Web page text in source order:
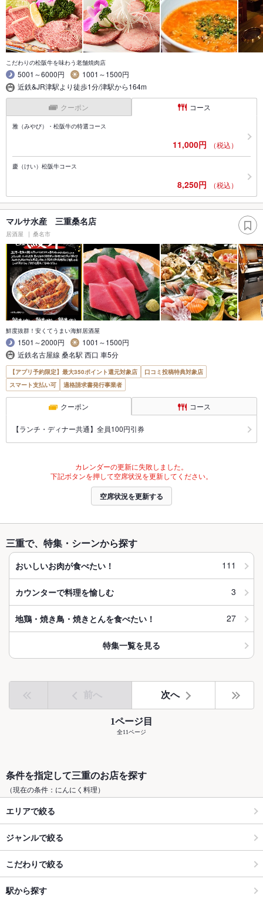
こだわりの松阪牛を味わう老舗焼肉店
5001～6000円
1001～1500円
近鉄&JR津駅より徒歩1分/津駅から164m
クーポン コース
雅（みやび）・松阪牛の特選コース
11,000円 （税込）
慶（けい）松阪牛コース
8,250円 （税込）
マルサ水産 三重桑名店
居酒屋 桑名市
鮮度抜群！安くてうまい海鮮居酒屋
1501～2000円
1001～1500円
近鉄名古屋線 桑名駅 西口 車5分
【アプリ予約限定】最大350ポイント還元対象店
口コミ投稿特典対象店
スマート支払い可
適格請求書発行事業者
クーポン コース
【ランチ・ディナー共通】全員100円引券
カレンダーの更新に失敗しました。
下記ボタンを押して空席状況を更新してください。
空席状況を更新する
三重で、特集・シーンから探す
おいしいお肉が食べたい！ 111
カウンターで料理を愉しむ 3
地鶏・焼き鳥・焼きとんを食べたい！ 27
特集一覧を見る
前へ 次へ
1ページ目
全11ページ
条件を指定して三重のお店を探す
（現在の条件：にんにく料理）
エリアで絞る
ジャンルで絞る
こだわりで絞る
駅から探す